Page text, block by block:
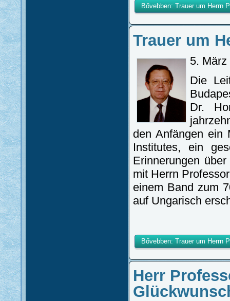
Bővebben: Trauer um Herrn
Trauer um
5. März
Die
Dr.
den Anfängen ein
Institutes, ein
Erinnerungen
mit Herrn
einem Band zum
auf Ungarisch
Bővebben: Trauer um Herrn
Herr